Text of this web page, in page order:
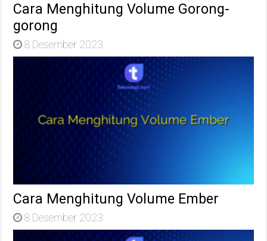
Cara Menghitung Volume Gorong-
gorong
8 Desember 2023
Cara Menghitung Volume Ember
8 Desember 2023